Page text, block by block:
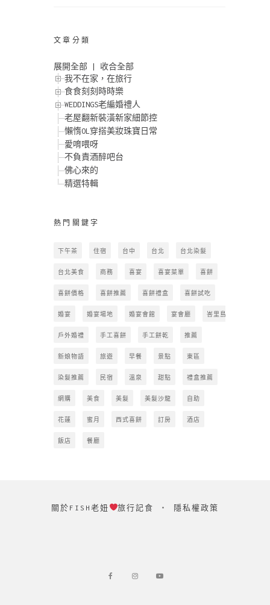
文章分類
展開全部 | 收合全部
我不在家，在旅行
食食刻刻時時樂
WEDDINGS老編婚禮人
老屋翻新裝潢新家細節控
懶惰OL穿搭美妝珠寶日常
愛唷喂呀
不負責酒醉吧台
佛心來的
精選特輯
熱門關鍵字
下午茶 住宿 台中 台北 台北染髮
台北美食 商務 喜宴 喜宴菜單 喜餅
喜餅價格 喜餅推薦 喜餅禮盒 喜餅試吃
婚宴 婚宴場地 婚宴會館 宴會廳 峇里島
戶外婚禮 手工喜餅 手工餅乾 推薦
新娘物語 旅遊 早餐 景點 東區
染髮推薦 民宿 溫泉 甜點 禮盒推薦
網購 美食 美髮 美髮沙龍 自助
花蓮 蜜月 西式喜餅 訂房 酒店
飯店 餐廳
關於FISH老妞 旅行記食 ‧ 隱私權政策